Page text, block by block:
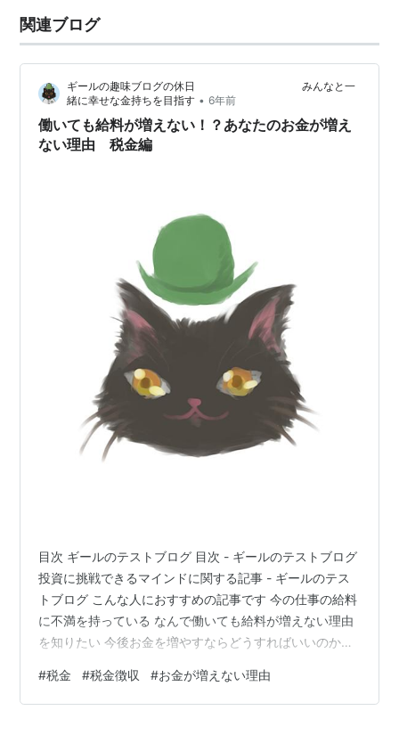
関連ブログ
ギールの趣味ブログの休日 みんなと一
緒に幸せな金持ちを目指す • 6年前
働いても給料が増えない！？あなたのお金が増え
ない理由 税金編
目次 ギールのテストブログ 目次 - ギールのテストブログ
投資に挑戦できるマインドに関する記事 - ギールのテス
トブログ こんな人におすすめの記事です 今の仕事の給料
に不満を持っている なんで働いても給料が増えない理由
を知りたい 今後お金を増やすならどうすればいいのか分
に対して不安はありますか？ どんだけ働いても給料が上
がる気配がない 出世したけど思ったよりも昇給が少な
#税金 #税金徴収 #お金が増えない理由